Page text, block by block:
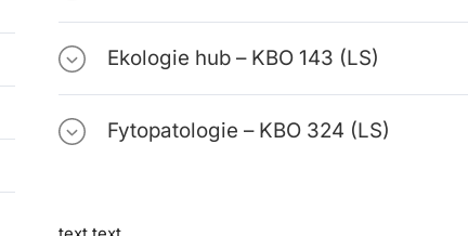
Ekologie hub – KBO 143 (LS)
Fytopatologie – KBO 324 (LS)